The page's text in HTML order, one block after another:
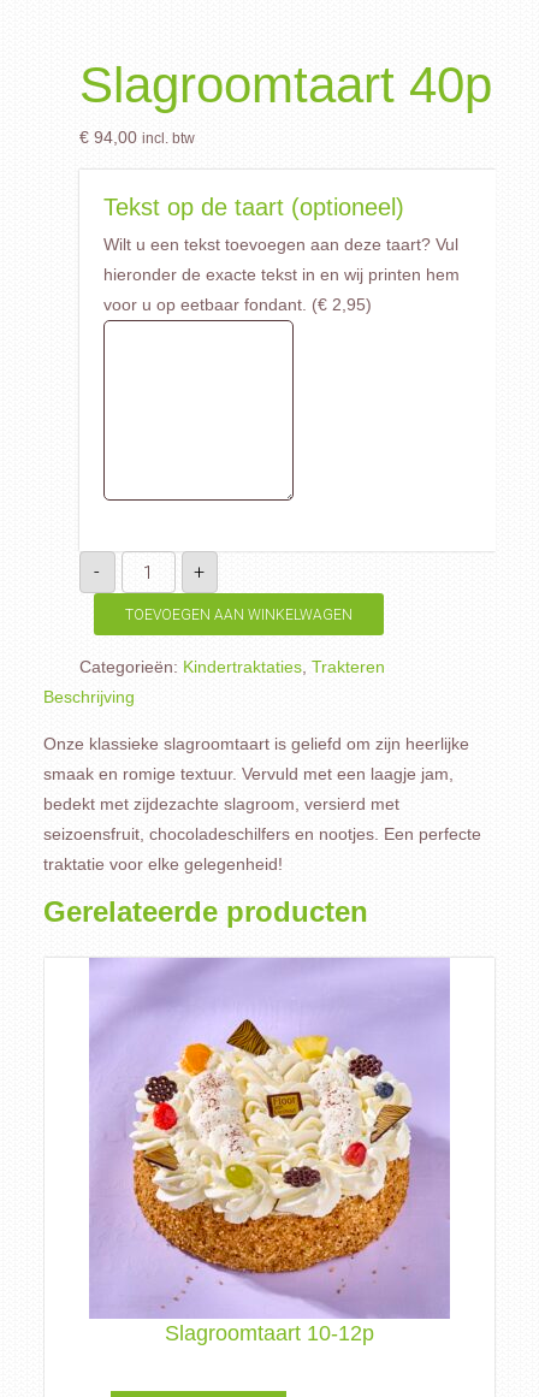
Slagroomtaart 40p
€94,00 incl. btw
Tekst op de taart (optioneel)
Wilt u een tekst toevoegen aan deze taart? Vul
hieronder de exacte tekst in en wij printen hem
voor u op eetbaar fondant. (€2,95)
-
Slagroomtaart
40p
aantal
+
TOEVOEGEN AAN WINKELWAGEN
Categorieën: Kindertraktaties, Trakteren
Beschrijving
Onze klassieke slagroomtaart is geliefd om zijn heerlijke
smaak en romige textuur. Vervuld met een laagje jam,
bedekt met zijdezachte slagroom, versierd met
seizoensfruit, chocoladeschilfers en nootjes. Een perfecte
traktatie voor elke gelegenheid!
Gerelateerde producten
Slagroomtaart 10-12p